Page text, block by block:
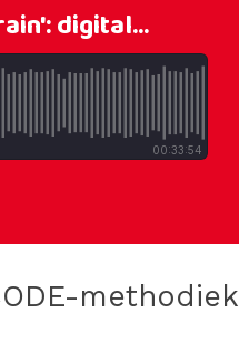
methodiek